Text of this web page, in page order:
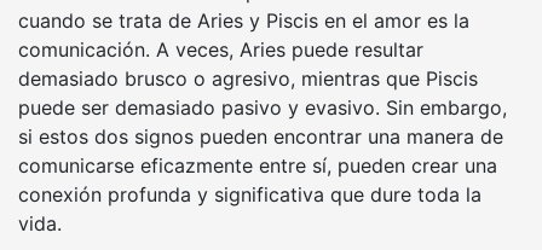
cuando se trata de Aries y Piscis en el amor es la
comunicación. A veces, Aries puede resultar
demasiado brusco o agresivo, mientras que Piscis
puede ser demasiado pasivo y evasivo. Sin embargo,
si estos dos signos pueden encontrar una manera de
comunicarse eficazmente entre sí, pueden crear una
conexión profunda y significativa que dure toda la
vida.